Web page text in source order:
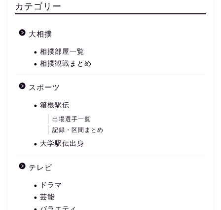
カテゴリー
大相撲
相撲部屋一覧
相撲観戦まとめ
スポーツ
箱根駅伝
出場選手一覧
記録・区間まとめ
大学駅伝出身
テレビ
ドラマ
芸能